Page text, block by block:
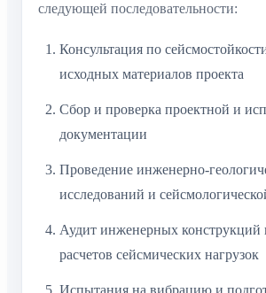
следующей последовательности:
Консультация по
исходных материалов проекта
Сбор и проверка проектной и
документации
Проведение инженерно-
исследований и
Аудит инженерных конструкций
расчетов сейсмических нагрузок